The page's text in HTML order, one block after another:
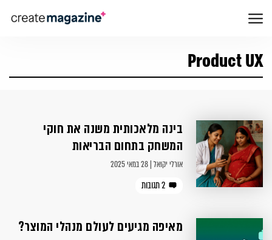
Product UX
בינה מלאכותית משנה את חוקי
המשחק בתחום הבריאות
אורלי יקואל | 28 במאי 2025
2 תגובות
מאיפה מגיעים לעולם מנהלי המוצר?